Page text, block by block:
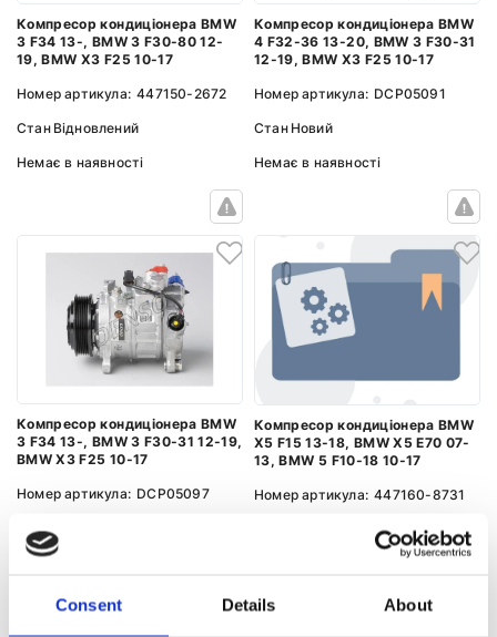
Consent Details About
Компресор кондиціонера BMW
3 F34 13-, BMW 3 F30-80 12-
19, BMW X3 F25 10-17
Номер артикула: 447150-2672
Стан Відновлений
Немає в наявності
Компресор кондиціонера BMW
4 F32-36 13-20, BMW 3 F30-31
12-19, BMW X3 F25 10-17
Номер артикула: DCP05091
Стан Новий
Немає в наявності
Компресор кондиціонера BMW
3 F34 13-, BMW 3 F30-31 12-19,
BMW X3 F25 10-17
Номер артикула: DCP05097
Стан
Немає в наявності
Компресор кондиціонера BMW
X5 F15 13-18, BMW X5 E70 07-
13, BMW 5 F10-18 10-17
Номер артикула: 447160-8731